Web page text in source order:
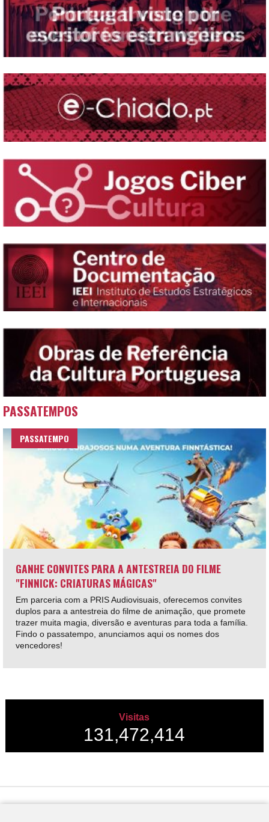
PASSATEMPOS
PASSATEMPO
GANHE CONVITES PARA A ANTESTREIA DO FILME
"FINNICK: CRIATURAS MÁGICAS"
Em parceria com a PRIS Audiovisuais, oferecemos convites
duplos para a antestreia do filme de animação, que promete
trazer muita magia, diversão e aventuras para toda a família.
Findo o passatempo, anunciamos aqui os nomes dos
vencedores!
Visitas
131,472,414